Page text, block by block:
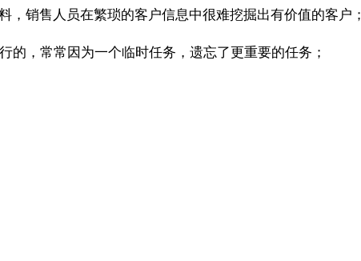
销售人员在繁琐的客户信息中很难挖掘出有价值的客户；
，常常因为一个临时任务，遗忘了更重要的任务；